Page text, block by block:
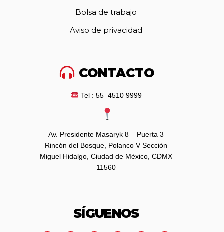
Bolsa de trabajo
Aviso de privacidad
CONTACTO
Tel : 55 4510 9999
Av. Presidente Masaryk 8 – Puerta 3
Rincón del Bosque, Polanco V Sección
Miguel Hidalgo, Ciudad de México, CDMX
11560
SÍGUENOS